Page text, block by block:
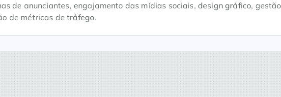
de anunciantes, engajamento das mídias sociais, design gráfico,
de métricas de tráfego.